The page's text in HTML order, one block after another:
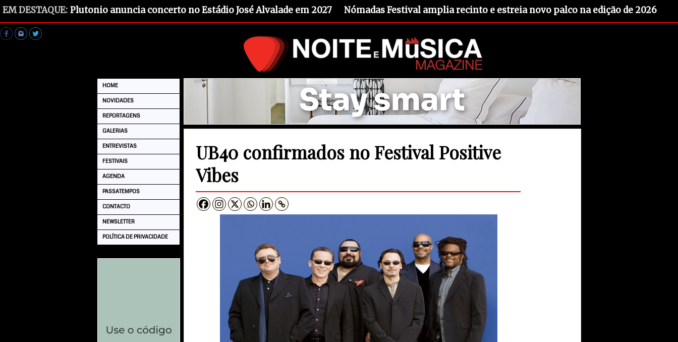
EM DESTAQUE: Plutonio anuncia concerto no Estádio José Alvalade em 2027 Nómadas Festival amplia recinto e estreia novo palco na edição de 2026
HOME
NOVIDADES
REPORTAGENS
GALERIAS
ENTREVISTAS
FESTIVAIS
AGENDA
PASSATEMPOS
CONTACTO
NEWSLETTER
POLÍTICA DE PRIVACIDADE
UB40 confirmados no Festival Positive
Vibes